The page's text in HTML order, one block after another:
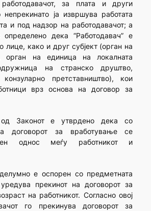
за плата и други
ја извршува работата
и под надзор на работодавачот; а
дека “Работодавач” е
лице, како и друг субјект (орган на
орган на единица на локалната
на странско друштво,
претставништво), кои
врз основа на договор за
Законот е утврдено дека со
договорот за вработување се
однос меѓу работникот и
е оспорен со предметната
уредува прекинот на договорот за
на работникот. Согласно овој
го прекинува договорот за